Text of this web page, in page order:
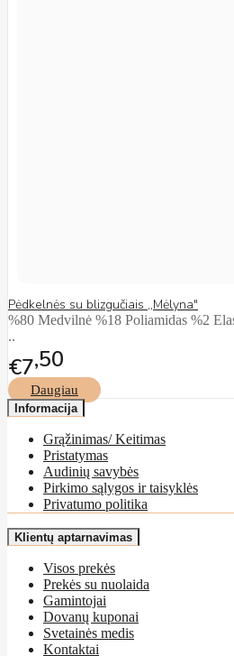
Pėdkelnės su blizgučiais ,,Mėlyna"
%80 Medvilnė %18 Poliamidas %2
..
€7 50
Daugiau
Informacija
Grąžinimas/ Keitimas
Pristatymas
Audinių savybės
Pirkimo sąlygos ir taisyklės
Privatumo politika
Klientų aptarnavimas
Visos prekės
Prekės su nuolaida
Gamintojai
Dovanų kuponai
Svetainės medis
Kontaktai